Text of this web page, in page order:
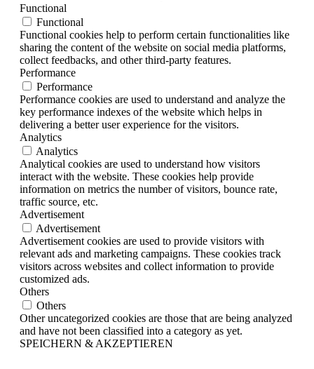
Functional
Functional
Functional cookies help to perform certain functionalities like
sharing the content of the website on social media platforms,
collect feedbacks, and other third-party features.
Performance
Performance
Performance cookies are used to understand and analyze the
key performance indexes of the website which helps in
delivering a better user experience for the visitors.
Analytics
Analytics
Analytical cookies are used to understand how visitors
interact with the website. These cookies help provide
information on metrics the number of visitors, bounce rate,
traffic source, etc.
Advertisement
Advertisement
Advertisement cookies are used to provide visitors with
relevant ads and marketing campaigns. These cookies track
visitors across websites and collect information to provide
customized ads.
Others
Others
Other uncategorized cookies are those that are being analyzed
and have not been classified into a category as yet.
SPEICHERN & AKZEPTIEREN